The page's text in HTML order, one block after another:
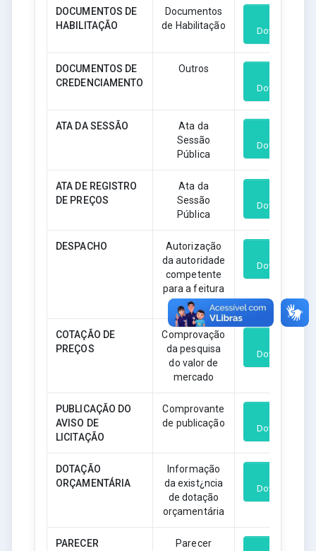
DOCUMENTOS DE
HABILITAÇÃO
Documentos
de Habilitação
Download
DOCUMENTOS DE
CREDENCIAMENTO
Outros
Download
ATA DA SESSÃO
Ata da
Sessão
Pública
Download
ATA DE REGISTRO
DE PREÇOS
Ata da
Sessão
Pública
Download
DESPACHO
Autorização
da autoridade
competente
para a feitura
da licitação
Download
COTAÇÃO DE
PREÇOS
Comprovação
da pesquisa
do valor de
mercado
Download
PUBLICAÇÃO DO
AVISO DE
LICITAÇÃO
Comprovante
de publicação
Download
DOTAÇÃO
ORÇAMENTÁRIA
Informação
da exist¿ncia
de dotação
orçamentária
Download
PARECER
Parecer